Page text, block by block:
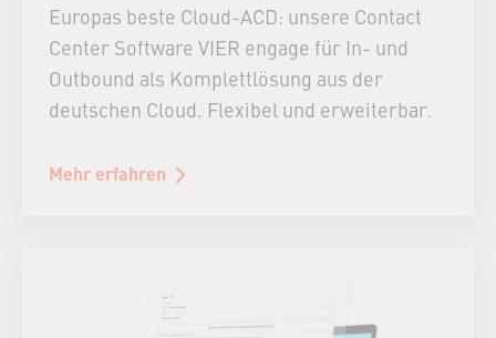
Europas beste Cloud-ACD: unsere Contact
Center Software VIER engage für In- und
Outbound als Komplettlösung aus der
deutschen Cloud. Flexibel und erweiterbar.
Mehr erfahren